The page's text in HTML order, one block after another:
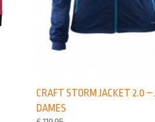
CRAFT STORM JACKET 2.0 –
DAMES